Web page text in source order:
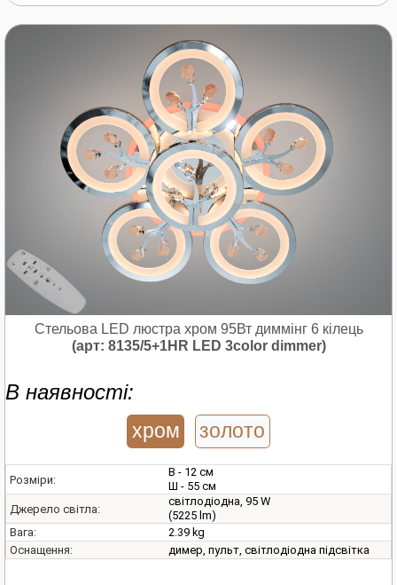
Стельова LED люстра хром 95Вт диммінг 6 кілець
(арт: 8135/5+1HR LED 3color dimmer)
В наявності:
хром золото
Розміри:
В - 12 см
Ш - 55 см
Джерело світла:
світлодіодна, 95 W
(5225 lm)
Вага:
2.39 kg
Оснащення:
димер, пульт, світлодіодна підсвітка